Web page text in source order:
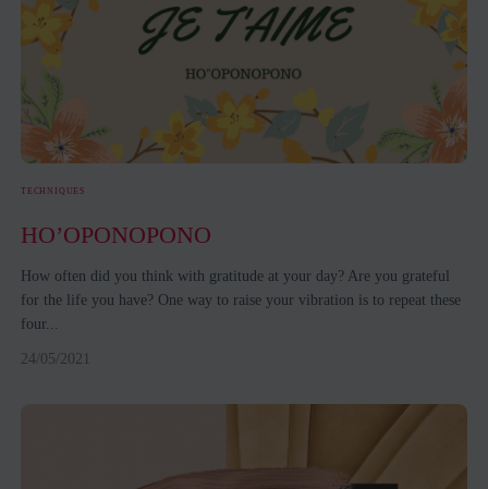
TECHNIQUES
HO’OPONOPONO
How often did you think with gratitude at your day? Are you grateful
for the life you have? One way to raise your vibration is to repeat these
four...
24/05/2021